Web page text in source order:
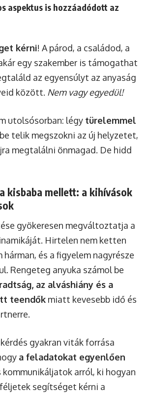
aspektus is hozzáadódott az
kérni! A párod, a családod, a
egy szakember is támogathat
az egyensúlyt az anyaság
között. Nem vagy egyedül!
utolsósorban: légy türelemmel
telik megszokni az új helyzetet,
megtalálni önmagad. De hidd
kisbaba mellett: a kihívások
gyökeresen megváltoztatja a
Hirtelen nem ketten
hárman, és a figyelem nagyrésze
Rengeteg anyuka számol be
az alváshiány és a
teendők miatt kevesebb idő és
gyakran viták forrása
a feladatokat egyenlően
kommunikáljatok arról, ki hogyan
segítséget kérni a